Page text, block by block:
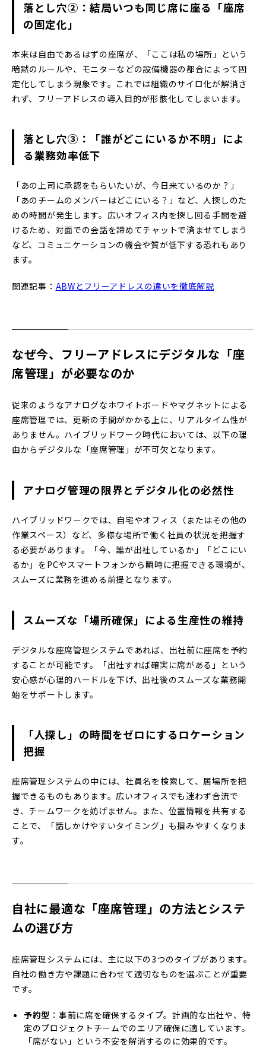
落とし穴②：結局いつも同じ席に座る「座席
の固定化」
本来は自由であるはずの座席が、「ここは私の場所」という
暗黙のルールや、モニターなどの設備機器の都合によって固
定化してしまう現象です。これでは組織のサイロ化が解消さ
れず、フリーアドレスの導入目的が形骸化してしまいます。
落とし穴③：「誰がどこにいるか不明」によ
る業務効率低下
「あの上司に承認をもらいたいが、今日来ているのか？」
「あのチームのメンバーはどこにいる？」など、人探しのた
めの時間が発生します。広いオフィス内を探し回る手間を避
けるため、対面での会話を諦めてチャットで済ませてしまう
など、コミュニケーションの機会や質が低下する恐れもあり
ます。
関連記事： ABWとフリーアドレスの違いを徹底解説
なぜ今、フリーアドレスにデジタルな「座
席管理」が必要なのか
従来のようなアナログなホワイトボードやマグネットによる
座席管理では、更新の手間がかかる上に、リアルタイム性が
ありません。ハイブリッドワーク時代においては、以下の理
由からデジタルな「座席管理」が不可欠となります。
アナログ管理の限界とデジタル化の必然性
ハイブリッドワークでは、自宅やオフィス（またはその他の
作業スペース）など、多様な場所で働く社員の状況を把握す
る必要があります。「今、誰が出社しているか」「どこにい
るか」をPCやスマートフォンから瞬時に把握できる環境が、
スムーズに業務を進める前提となります。
スムーズな「場所確保」による生産性の維持
デジタルな座席管理システムであれば、出社前に座席を予約
することが可能です。「出社すれば確実に席がある」という
安心感が心理的ハードルを下げ、出社後のスムーズな業務開
始をサポートします。
「人探し」の時間をゼロにするロケーション
把握
座席管理システムの中には、社員名を検索して、居場所を把
握できるものもあります。広いオフィスでも迷わず合流で
き、チームワークを妨げません。また、位置情報を共有する
ことで、「話しかけやすいタイミング」も掴みやすくなりま
す。
自社に最適な「座席管理」の方法とシステ
ムの選び方
座席管理システムには、主に以下の3つのタイプがあります。
自社の働き方や課題に合わせて適切なものを選ぶことが重要
です。
予約型 ：事前に席を確保するタイプ。計画的な出社や、特
定のプロジェクトチームでのエリア確保に適しています。
「席がない」という不安を解消するのに効果的です。